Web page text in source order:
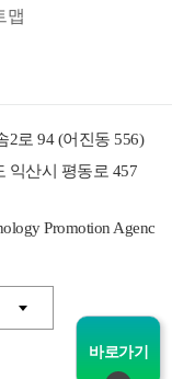
맵
2로 94 (어진동 556)
익산시 평동로 457
Promotion Agenc
바로가기